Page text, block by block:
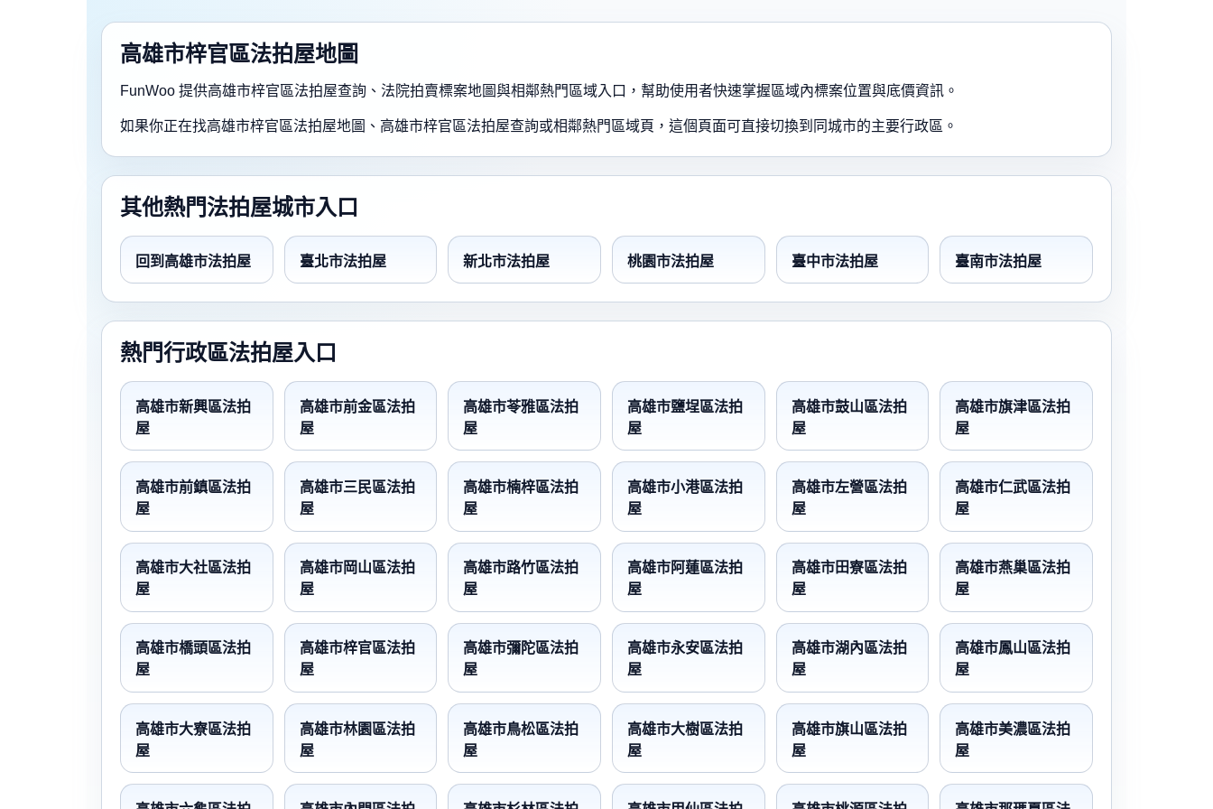
高雄市梓官區法拍屋地圖
FunWoo 提供高雄市梓官區法拍屋查詢、法院拍賣標案地圖與相鄰熱門區域入口，幫助使用者快速掌握區域內標案位置與底價資訊。
如果你正在找高雄市梓官區法拍屋地圖、高雄市梓官區法拍屋查詢或相鄰熱門區域頁，這個頁面可直接切換到同城市的主要行政區。
其他熱門法拍屋城市入口
回到高雄市法拍屋 臺北市法拍屋 新北市法拍屋 桃園市法拍屋 臺中市法拍屋 臺南市法拍屋
熱門行政區法拍屋入口
高雄市新興區法拍
屋
高雄市前金區法拍
屋
高雄市苓雅區法拍
屋
高雄市鹽埕區法拍
屋
高雄市鼓山區法拍
屋
高雄市旗津區法拍
屋
高雄市前鎮區法拍
屋
高雄市三民區法拍
屋
高雄市楠梓區法拍
屋
高雄市小港區法拍
屋
高雄市左營區法拍
屋
高雄市仁武區法拍
屋
高雄市大社區法拍
屋
高雄市岡山區法拍
屋
高雄市路竹區法拍
屋
高雄市阿蓮區法拍
屋
高雄市田寮區法拍
屋
高雄市燕巢區法拍
屋
高雄市橋頭區法拍
屋
高雄市梓官區法拍
屋
高雄市彌陀區法拍
屋
高雄市永安區法拍
屋
高雄市湖內區法拍
屋
高雄市鳳山區法拍
屋
高雄市大寮區法拍
屋
高雄市林園區法拍
屋
高雄市鳥松區法拍
屋
高雄市大樹區法拍
屋
高雄市旗山區法拍
屋
高雄市美濃區法拍
屋